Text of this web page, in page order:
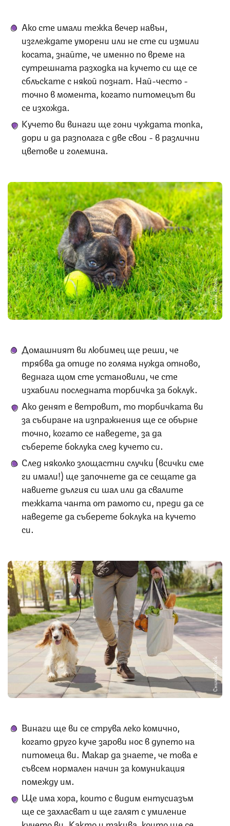
Ако сте имали тежка вечер навън,
изглеждате уморени или не сте си измили
косата, знайте, че именно по време на
сутрешната разходка на кучето си ще се
сблъскате с някой познат. Най-често -
точно в момента, когато питомецът ви
се изхожда.
Кучето ви винаги ще гони чуждата топка,
дори и да разполага с две свои - в различни
цветове и големина.
Снимка: iStock
Домашният ви любимец ще реши, че
трябва да отиде по голяма нужда отново,
веднага щом сте установили, че сте
изхабили последната торбичка за боклук.
Ако денят е ветровит, то торбичката ви
за събиране на изпражнения ще се обърне
точно, когато се наведете, за да
съберете боклука след кучето си.
След няколко злощастни случки (всички сме
ги имали!) ще започнете да се сещате да
навиете дългия си шал или да свалите
тежката чанта от рамото си, преди да се
наведете да съберете боклука на кучето
си.
Снимка: iStock
Винаги ще ви се струва леко комично,
когато друго куче зарови нос в дупето на
питомеца ви. Макар да знаете, че това е
съвсем нормален начин за комуникация
помежду им.
Ще има хора, които с видим ентусиазъм
ще се захласват и ще галят с умиление